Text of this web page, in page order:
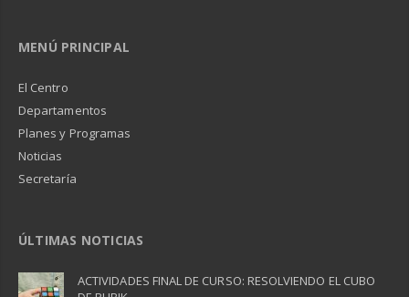
MENÚ PRINCIPAL
El Centro
Departamentos
Planes y Programas
Noticias
Secretaría
ÚLTIMAS NOTICIAS
ACTIVIDADES FINAL DE CURSO: RESOLVIENDO EL CUBO